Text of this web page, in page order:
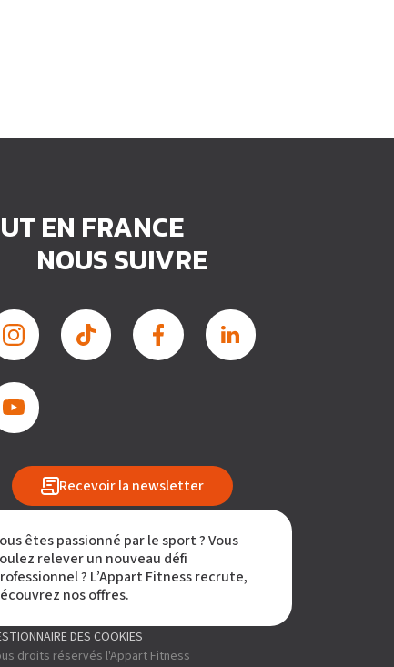
EN FRANCE
NOUS SUIVRE
Recevoir la newsletter
êtes passionné par le sport ? Vous
relever un nouveau défi
? L’Appart Fitness recrute,
nos offres.
DES COOKIES
droits réservés l'Appart Fitness